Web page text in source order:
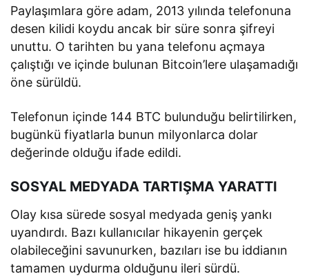
Paylaşımlara göre adam, 2013 yılında telefonuna
desen kilidi koydu ancak bir süre sonra şifreyi
unuttu. O tarihten bu yana telefonu açmaya
çalıştığı ve içinde bulunan Bitcoin’lere ulaşamadığı
öne sürüldü.
Telefonun içinde 144 BTC bulunduğu belirtilirken,
bugünkü fiyatlarla bunun milyonlarca dolar
değerinde olduğu ifade edildi.
SOSYAL MEDYADA TARTIŞMA YARATTI
Olay kısa sürede sosyal medyada geniş yankı
uyandırdı. Bazı kullanıcılar hikayenin gerçek
olabileceğini savunurken, bazıları ise bu iddianın
tamamen uydurma olduğunu ileri sürdü.